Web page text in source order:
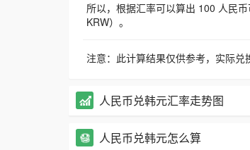
所以，根据汇率可以算出 100 人民
KRW）。
注意：此计算结果仅供参考，实际兑
人民币兑韩元汇率走势图
人民币兑韩元怎么算